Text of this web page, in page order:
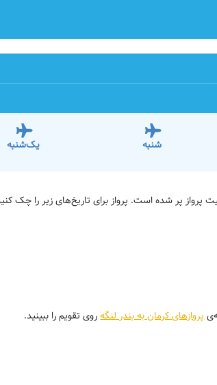
شنبه یک‌شنبه
پروازهای کرمان به بندر لنگهروی تقویم را ببینید.